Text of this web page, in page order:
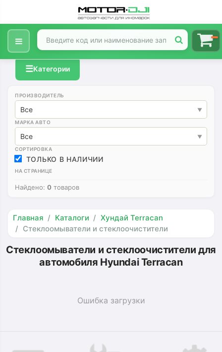
☰Категории
ПРОИЗВОДИТЕЛЬ
Все
МАРКА АВТО
Все
СОРТИРОВКА
ТОЛЬКО В НАЛИЧИИ
НА СТРАНИЦЕ
Найдено: 0 товаров
Главная Каталоги
Хундай Terracan
Стеклоомыватели и стеклоочистители
Стеклоомыватели и стеклоочистители для
автомобиля Hyundai Terracan
Ошибка загрузки